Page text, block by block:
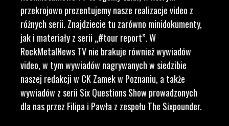
przekrojowo prezentujemy nasze realizacje video z
różnych serii. Znajdziecie tu zarówno minidokumenty,
jak i materiały z serii „#tour report”. W
RockMetalNews TV nie brakuje również wywiadów
video, w tym wywiadów nagrywanych w siedzibie
naszej redakcji w CK Zamek w Poznaniu, a także
wywiadów z serii Six Questions Show prowadzonych
dla nas przez Filipa i Pawła z zespołu The Sixpounder.